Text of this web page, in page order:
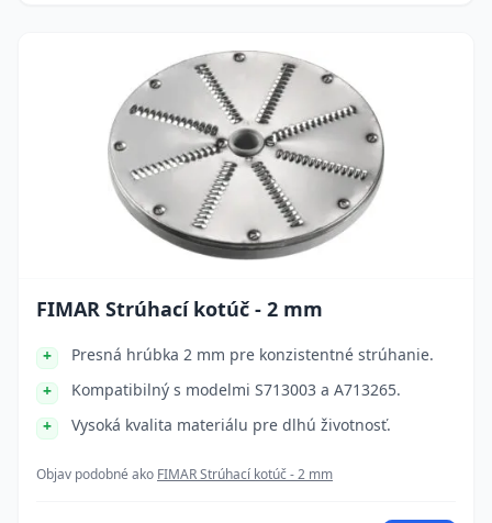
FIMAR Strúhací kotúč - 2 mm
Presná hrúbka 2 mm pre konzistentné strúhanie.
Kompatibilný s modelmi S713003 a A713265.
Vysoká kvalita materiálu pre dlhú životnosť.
Objav podobné ako FIMAR Strúhací kotúč - 2 mm